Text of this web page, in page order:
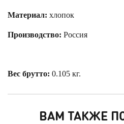
Материал: хлопок
Производство: Россия
Вес брутто: 0.105 кг.
ВАМ ТАКЖЕ